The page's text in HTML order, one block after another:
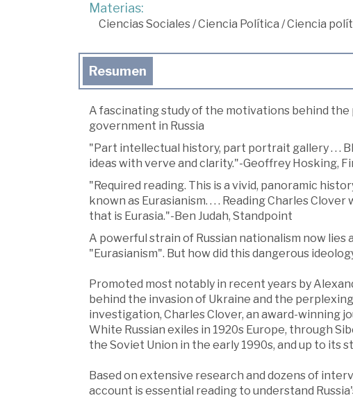
Materias:
Ciencias Sociales/Ciencia Política /Ciencia
Resumen
A fascinating study of the motivations behind
government in Russia
"Part intellectual history, part portrait gallery . . .
ideas with verve and clarity."-Geoffrey Hosking,
"Required reading. This is a vivid, panoramic
known as Eurasianism. . . . Reading Charles
that is Eurasia."-Ben Judah, Standpoint
A powerful strain of Russian nationalism now
"Eurasianism". But how did this dangerous
Promoted most notably in recent years by
behind the invasion of Ukraine and the
investigation, Charles Clover, an award-winning
White Russian exiles in 1920s Europe, through
the Soviet Union in the early 1990s, and up to
Based on extensive research and dozens of
account is essential reading to understand